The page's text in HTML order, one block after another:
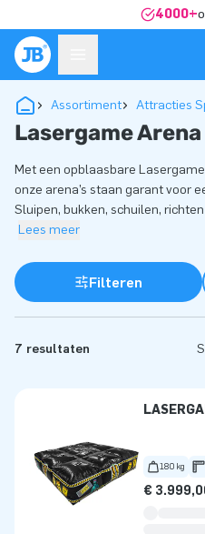
4000+
Assortiment Attracties
Lasergame
Met een opblaasbare
onze arena’s staan garant voor
Sluipen, bukken, schuilen,
Lees meer
Filteren
7 resultaten
180 kg
€